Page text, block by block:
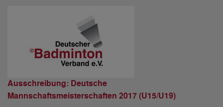
Ausschreibung: Deutsche
Mannschaftsmeisterschaften 2017 (U15/U19)